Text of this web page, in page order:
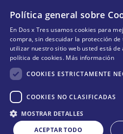
CONÓCENOS
POLÍTICAS
TE AYUDAMOS
Política general sobre
En Dos x Tres usamos cookies para
compra, sin descuidar la protección
utilizar nuestro sitio web usted está de
política de cookies. Más información
COOKIES ESTRICTAMENTE
COOKIES NO CLASIFICADAS
MOSTRAR DETALLES
ACEPTAR TODO